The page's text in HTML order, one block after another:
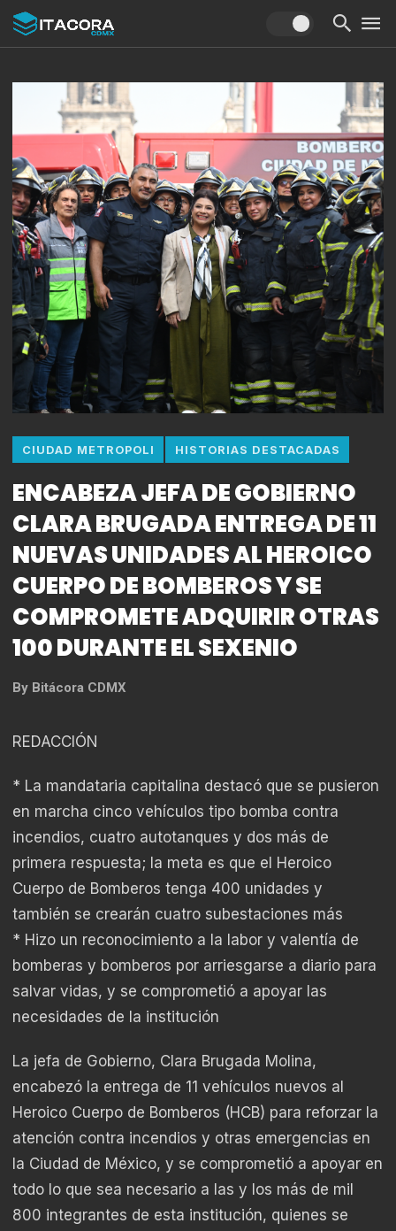
CIUDAD METROPOLI HISTORIAS DESTACADAS
ENCABEZA JEFA DE GOBIERNO
CLARA BRUGADA ENTREGA DE 11
NUEVAS UNIDADES AL HEROICO
CUERPO DE BOMBEROS Y SE
COMPROMETE ADQUIRIR OTRAS
100 DURANTE EL SEXENIO
By Bitácora CDMX
REDACCIÓN
* La mandataria capitalina destacó que se pusieron
en marcha cinco vehículos tipo bomba contra
incendios, cuatro autotanques y dos más de
primera respuesta; la meta es que el Heroico
Cuerpo de Bomberos tenga 400 unidades y
también se crearán cuatro subestaciones más
* Hizo un reconocimiento a la labor y valentía de
bomberas y bomberos por arriesgarse a diario para
salvar vidas, y se comprometió a apoyar las
necesidades de la institución
La jefa de Gobierno, Clara Brugada Molina,
encabezó la entrega de 11 vehículos nuevos al
Heroico Cuerpo de Bomberos (HCB) para reforzar la
atención contra incendios y otras emergencias en
la Ciudad de México, y se comprometió a apoyar en
todo lo que sea necesario a las y los más de mil
800 integrantes de esta institución, quienes se